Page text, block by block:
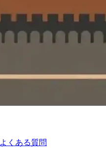
よくある質問